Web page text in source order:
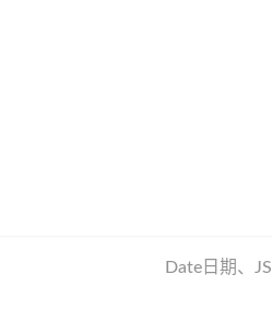
Date日期、